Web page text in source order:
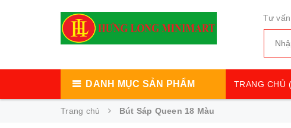
Tư
DANH MỤC SẢN PHẨM TRANG CHỦ
Trang chủ Bút Sáp Queen 18 Màu